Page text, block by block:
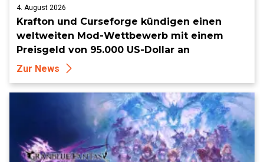
4. August 2026
Krafton und Curseforge kündigen einen
weltweiten Mod-Wettbewerb mit einem
Preisgeld von 95.000 US-Dollar an
Zur News